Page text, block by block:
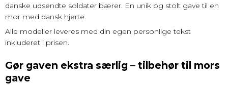
danske udsendte soldater bærer. En unik og stolt gave til en
mor med dansk hjerte.
Alle modeller leveres med din egen personlige tekst
inkluderet i prisen.
Gør gaven ekstra særlig – tilbehør til mors
gave